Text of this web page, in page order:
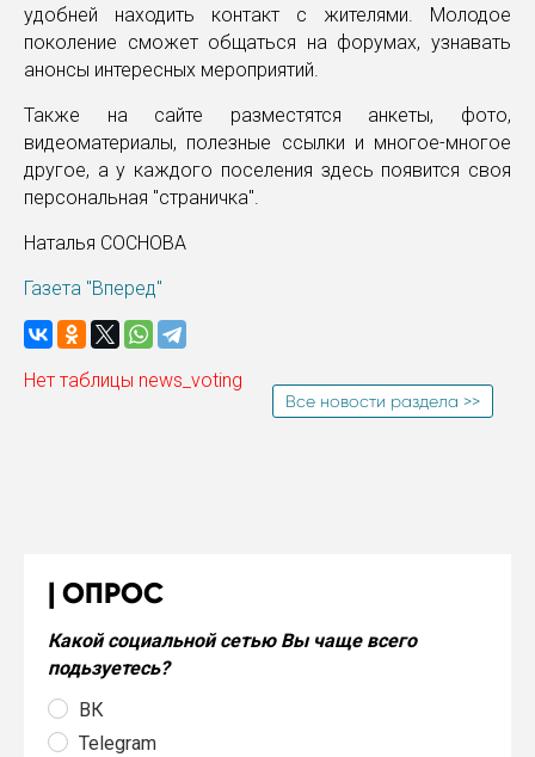
удобней находить контакт с жителями. Молодое
поколение сможет общаться на форумах, узнавать
анонсы интересных мероприятий.
Также на сайте разместятся анкеты, фото,
видеоматериалы, полезные ссылки и многое-многое
другое, а у каждого поселения здесь появится своя
персональная "страничка".
Наталья СОСНОВА
Газета "Вперед"
Нет таблицы news_voting
Все новости раздела >>
ОПРОС
Какой социальной сетью Вы чаще всего
подьзуетесь?
ВК
Telegram